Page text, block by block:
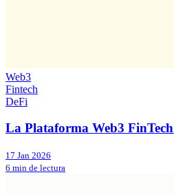
Web3
Fintech
DeFi
La Plataforma Web3
17 Jan 2026
6 min de lectura